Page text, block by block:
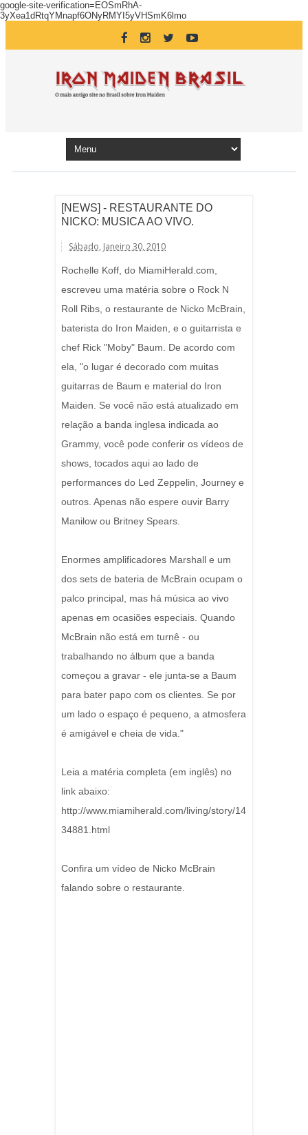
google-site-verification=EOSmRhA-
3yXea1dRtqYMnapf6ONyRMYI5yVHSmK6lmo
[NEWS] - RESTAURANTE DO
NICKO: MUSICA AO VIVO.
Sábado, Janeiro 30, 2010
Rochelle Koff, do MiamiHerald.com,
escreveu uma matéria sobre o Rock N
Roll Ribs, o restaurante de Nicko McBrain,
baterista do Iron Maiden, e o guitarrista e
chef Rick "Moby" Baum. De acordo com
ela, "o lugar é decorado com muitas
guitarras de Baum e material do Iron
Maiden. Se você não está atualizado em
relação a banda inglesa indicada ao
Grammy, você pode conferir os vídeos de
shows, tocados aqui ao lado de
performances do Led Zeppelin, Journey e
outros. Apenas não espere ouvir Barry
Manilow ou Britney Spears.
Enormes amplificadores Marshall e um
dos sets de bateria de McBrain ocupam o
palco principal, mas há música ao vivo
apenas em ocasiões especiais. Quando
McBrain não está em turnê - ou
trabalhando no álbum que a banda
começou a gravar - ele junta-se a Baum
para bater papo com os clientes. Se por
um lado o espaço é pequeno, a atmosfera
é amigável e cheia de vida."
Leia a matéria completa (em inglês) no
link abaixo:
http://www.miamiherald.com/living/story/14
34881.html
Confira um vídeo de Nicko McBrain
falando sobre o restaurante.